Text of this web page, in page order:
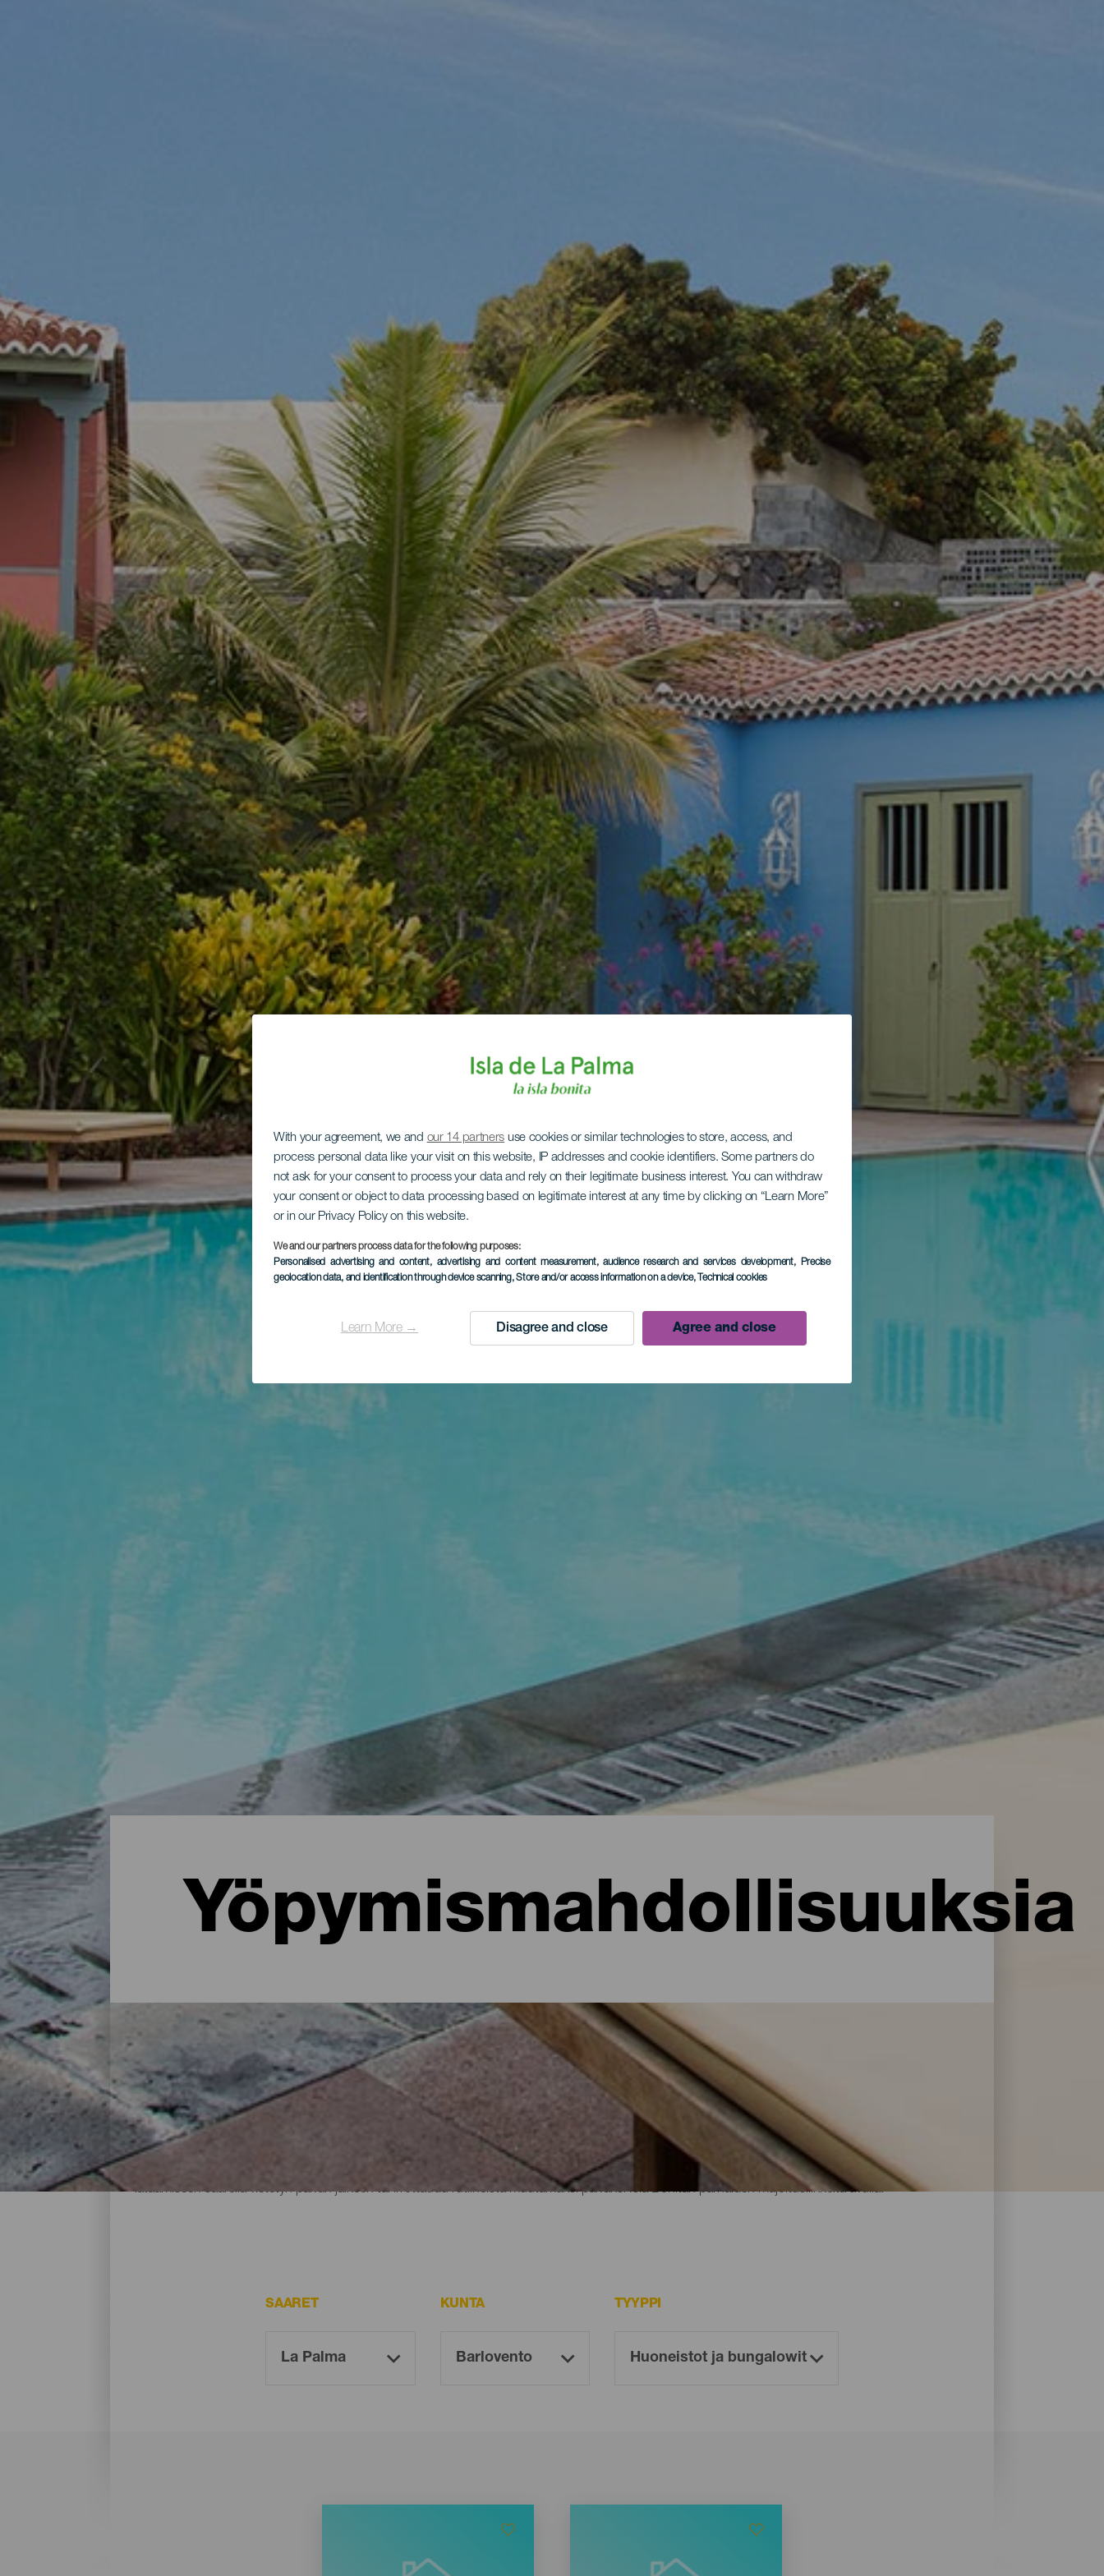
With your agreement, we and our 14 partners use cookies or similar technologies to store, access, and
process personal data like your visit on this website, IP addresses and cookie identifiers. Some partners do
not ask for your consent to process your data and rely on their legitimate business interest. You can withdraw
your consent or object to data processing based on legitimate interest at any time by clicking on “Learn More”
or in our Privacy Policy on this website.
We and our partners process data for the following purposes:
Personalised advertising and content, advertising and content measurement, audience research and services development, Precise
geolocation data, and identification through device scanning, Store and/or access information on a device, Technical cookies
Learn More → Disagree and close Agree and close
Yöpymismahdollisuuksia
Missä yöpyä La Palmassa: hotellit, asunnot...
Maalaistalossa luonnon helmassa, asunnossa meren rannalla tai viehättävässä hotellissa, jossa on runsaasti palveluja ja mukavuuksia: La Palma
tarjoaa paljon majoitusvaihtoehtoja kaikenlaisille matkailijoille kautta koko saaren hieman yli 700 neliökilometrillään. Löydä täydellinen majoitus akkujen
lataamiseen saarella vietetyn päivän jälkeen tai irrottaudu rutiineista muutamaksi päiväksi Isla Bonitan parhaiden majoitusliikkeitä avulla.
SAARET KUNTA TYYPPI